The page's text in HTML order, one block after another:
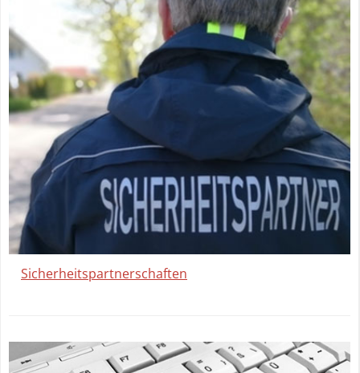
Sicherheitspartnerschaften